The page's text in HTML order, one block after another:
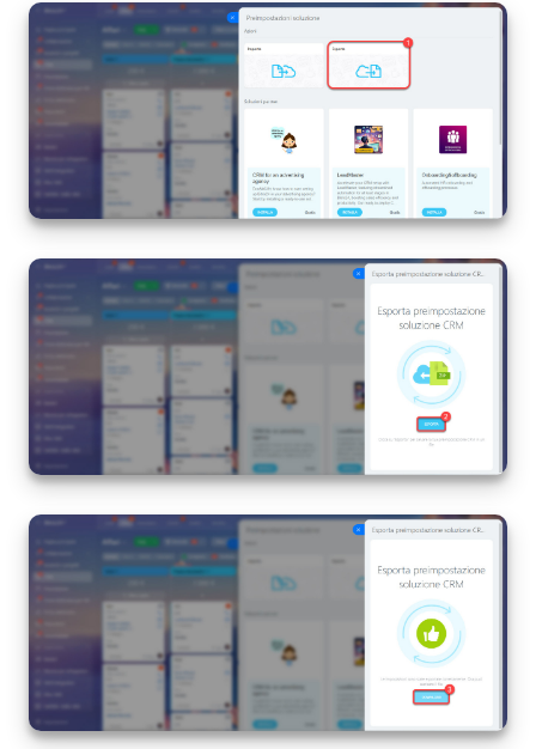
Firma elettronica
Firma elettronica per HR
Automazione
Flussi di lavoro
Marketing
Gestione inventario
Telefonia
Mio profilo
Impostazioni
Enterprise
Bitrix24 On-Premise
Bitrix24 Messenger
Domande generali